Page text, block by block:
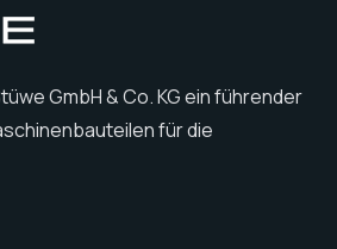
GmbH & Co. KG ein führender
für die